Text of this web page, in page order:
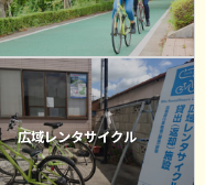
広域レンタサイクル